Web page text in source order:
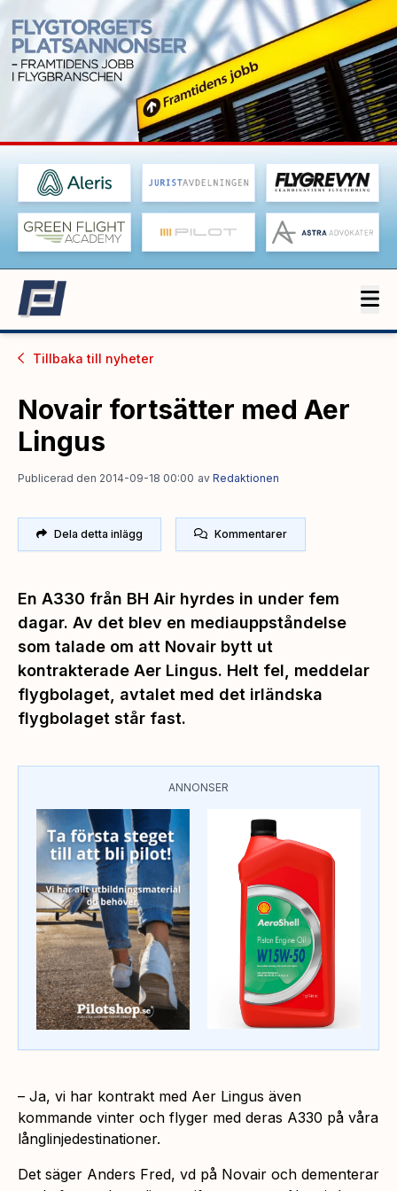
Tillbaka till nyheter
Novair fortsätter med Aer
Lingus
Publicerad den 2014-09-18 00:00 av Redaktionen
Dela detta inlägg Kommentarer
En A330 från BH Air hyrdes in under fem
dagar. Av det blev en mediauppståndelse
som talade om att Novair bytt ut
kontrakterade Aer Lingus. Helt fel, meddelar
flygbolaget, avtalet med det irländska
flygbolaget står fast.
ANNONSER
– Ja, vi har kontrakt med Aer Lingus även
kommande vinter och flyger med deras A330 på våra
långlinjedestinationer.
Det säger Anders Fred, vd på Novair och dementerar